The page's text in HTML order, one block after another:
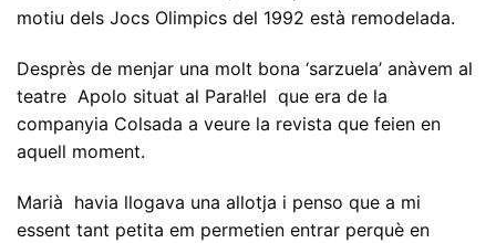
motiu dels Jocs Olimpics del 1992 està remodelada.
Desprès de menjar una molt bona ‘sarzuela’ anàvem al
teatre Apolo situat al Paral·lel que era de la
companyia Colsada a veure la revista que feien en
aquell moment.
Marià havia llogava una allotja i penso que a mi
essent tant petita em permetien entrar perquè en